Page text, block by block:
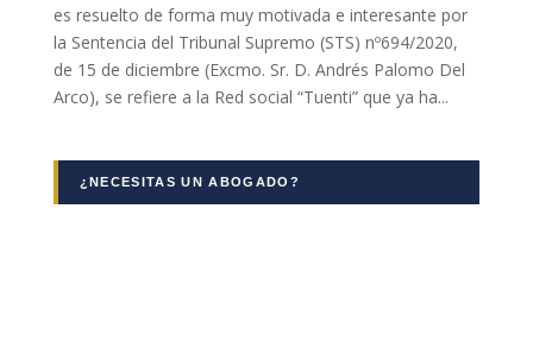
es resuelto de forma muy motivada e interesante por
la Sentencia del Tribunal Supremo (STS) nº694/2020,
de 15 de diciembre (Excmo. Sr. D. Andrés Palomo Del
Arco), se refiere a la Red social “Tuenti” que ya ha...
¿NECESITAS UN ABOGADO?
de la web.
Marketing
comportamiento
mientras visitas
nuestro sitio,